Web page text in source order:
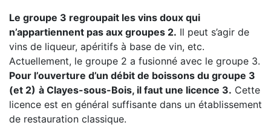
Le groupe 3 regroupait les vins doux qui
n’appartiennent pas aux groupes 2. Il peut s’agir de
vins de liqueur, apéritifs à base de vin, etc.
Actuellement, le groupe 2 a fusionné avec le groupe 3.
Pour l’ouverture d’un débit de boissons du groupe 3
(et 2) à Clayes-sous-Bois, il faut une licence 3. Cette
licence est en général suffisante dans un établissement
de restauration classique.